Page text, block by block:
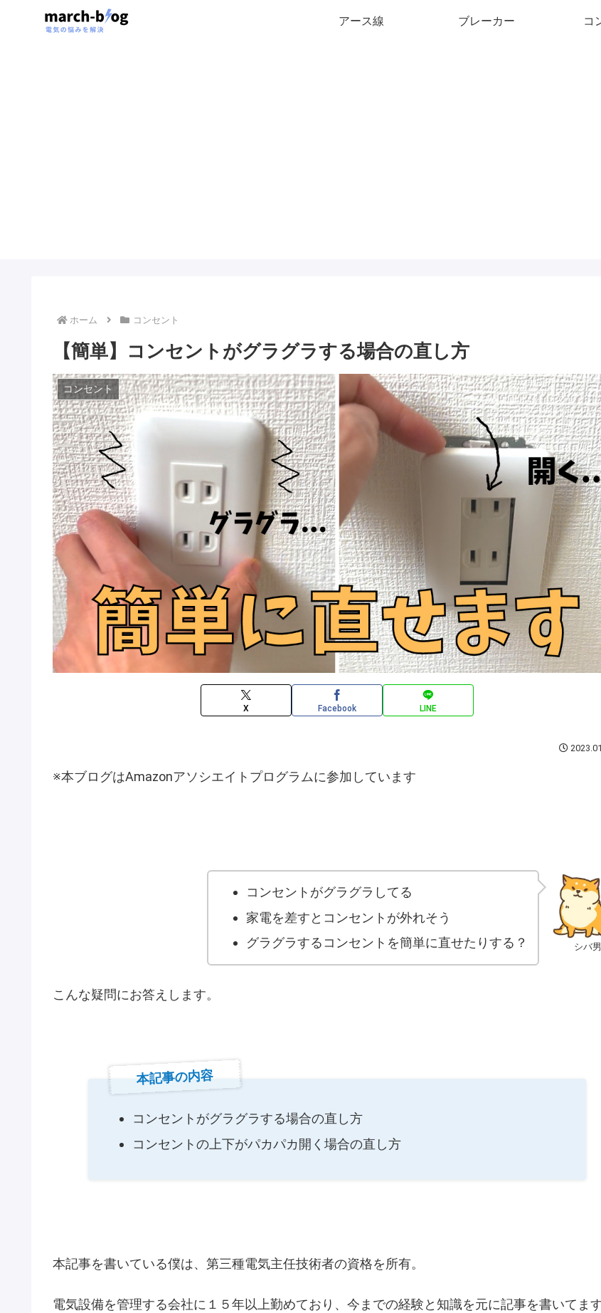
アース線 ブレーカー コ
ホーム コンセント
【簡単】コンセントがグラグラする場合の直し方
コンセント
X Facebook LINE
※本ブログはAmazonアソシエイトプログラムに参加しています
シバ男
コンセントがグラグラしてる
家電を差すとコンセントが外れそう
グラグラするコンセントを簡単に直せたりする？
こんな疑問にお答えします。
本記事の内容
コンセントがグラグラする場合の直し方
コンセントの上下がパカパカ開く場合の直し方
本記事を書いている僕は、第三種電気主任技術者の資格を所有。
電気設備を管理する会社に１５年以上勤めており、今までの経験と知識を元に記事を書いてます